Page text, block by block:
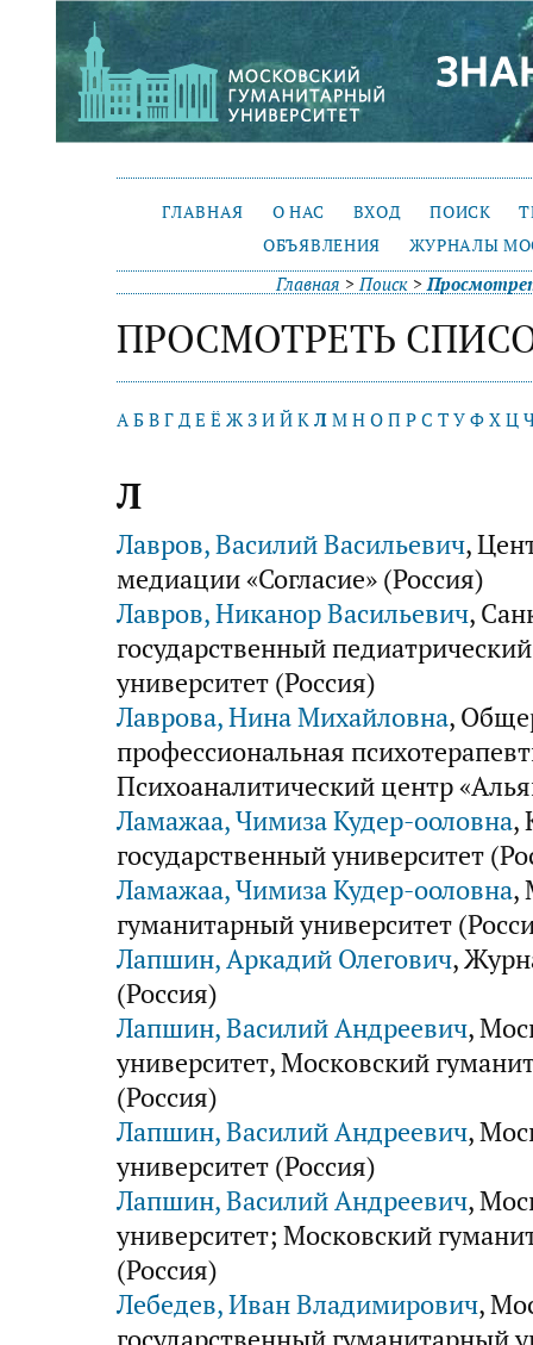
ГЛАВНАЯ О НАС ВХОД ПОИСК
ОБЪЯВЛЕНИЯ
ЖУРНАЛЫ
Главная >Поиск >
ПРОСМОТРЕТЬ
А Б В Г Д Е Ё Ж З И Й К Л М Н О П Р С Т У Ф Х Ц
Л
Лавров, Василий Васильевич,
медиации «Согласие» (Россия)
Лавров, Никанор Васильевич,
государственный
университет (Россия)
Лаврова, Нина Михайловна,
профессиональная
Психоаналитический центр
Ламажаа, Чимиза Кудер-ооловна,
государственный университет
Ламажаа, Чимиза Кудер-ооловна,
гуманитарный университет
Лапшин, Аркадий Олегович,
(Россия)
Лапшин, Василий Андреевич,
университет, Московский
(Россия)
Лапшин, Василий Андреевич,
университет (Россия)
Лапшин, Василий Андреевич,
университет; Московский
(Россия)
Лебедев, Иван Владимирович,
государственный гуманитарный